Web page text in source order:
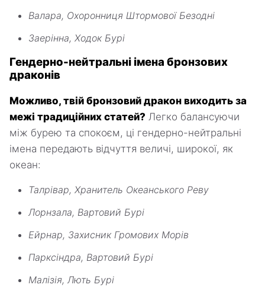
Валара, Охоронниця Штормової Безодні
Заерінна, Ходок Бурі
Гендерно-нейтральні імена бронзових
драконів
Можливо, твій бронзовий дракон виходить за
межі традиційних статей? Легко балансуючи
між бурею та спокоєм, ці гендерно-нейтральні
імена передають відчуття величі, широкої, як
океан:
Талрівар, Хранитель Океанського Реву
Лорнзала, Вартовий Бурі
Ейрнар, Захисник Громових Морів
Парксіндра, Вартовий Бурі
Малізія, Лють Бурі